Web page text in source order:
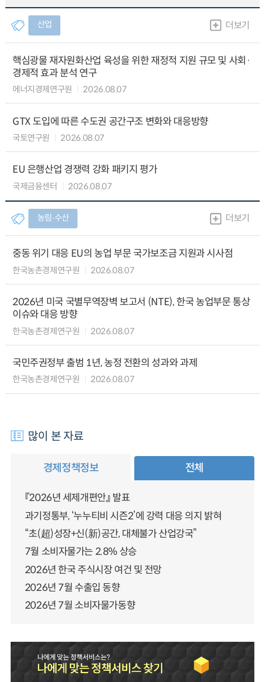
산업 더보기
핵심광물 재자원화산업 육성을 위한 재정적 지원 규모 및 사회·
경제적 효과 분석 연구
에너지경제연구원 2026.08.07
GTX 도입에 따른 수도권 공간구조 변화와 대응방향
국토연구원 2026.08.07
EU 은행산업 경쟁력 강화 패키지 평가
국제금융센터 2026.08.07
농림∙수산 더보기
중동 위기 대응 EU의 농업 부문 국가보조금 지원과 시사점
한국농촌경제연구원 2026.08.07
2026년 미국 국별무역장벽 보고서 (NTE), 한국 농업부문 통상
이슈와 대응 방향
한국농촌경제연구원 2026.08.07
국민주권정부 출범 1년, 농정 전환의 성과와 과제
한국농촌경제연구원 2026.08.07
많이 본 자료
경제정책정보 전체
『2026년 세제개편안』 발표
과기정통부, ‘누누티비 시즌2’에 강력 대응 의지 밝혀
“초(超)성장+신(新)공간, 대체불가 산업강국”
7월 소비자물가는 2.8% 상승
2026년 한국 주식시장 여건 및 전망
2026년 7월 수출입 동향
2026년 7월 소비자물가동향